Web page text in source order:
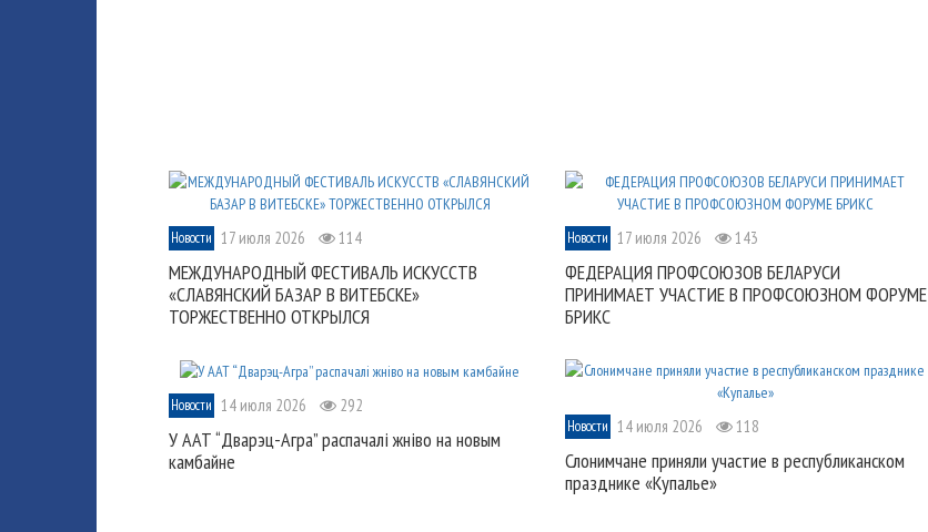
Новости 17 июля 2026 114
МЕЖДУНАРОДНЫЙ ФЕСТИВАЛЬ ИСКУССТВ
«СЛАВЯНСКИЙ БАЗАР В ВИТЕБСКЕ»
ТОРЖЕСТВЕННО ОТКРЫЛСЯ
Новости 17 июля 2026 143
ФЕДЕРАЦИЯ ПРОФСОЮЗОВ БЕЛАРУСИ
ПРИНИМАЕТ УЧАСТИЕ В ПРОФСОЮЗНОМ ФОРУМЕ
БРИКС
Новости 14 июля 2026 292
У ААТ “Дварэц-Агра” распачалі жніво на новым
камбайне
Новости 14 июля 2026 118
Слонимчане приняли участие в республиканском
празднике «Купалье»